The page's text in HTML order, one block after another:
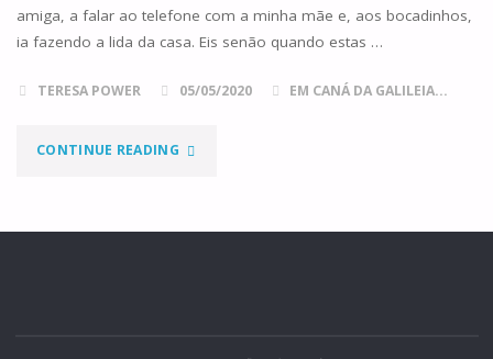
DA
amiga, a falar ao telefone com a minha mãe e, aos bocadinhos,
ia fazendo a lida da casa. Eis senão quando estas …
TERESA POWER 05/05/2020 EM CANÁ DA GALILEIA...
CONTINUE READING"OÁSIS"